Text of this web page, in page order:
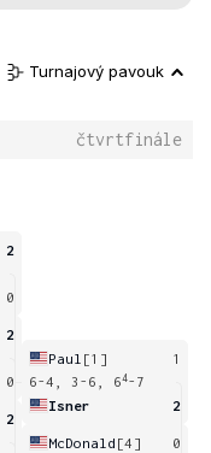
Turnajový pavouk
čtvrtfinále
2
0
2
0
2
Paul [1]
1
6-4, 3-6, 64-7
Isner
2
McDonald [4]
0